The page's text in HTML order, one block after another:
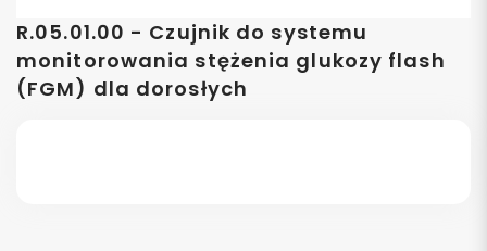
R.05.01.00 - Czujnik do systemu
monitorowania stężenia glukozy flash
(FGM) dla dorosłych